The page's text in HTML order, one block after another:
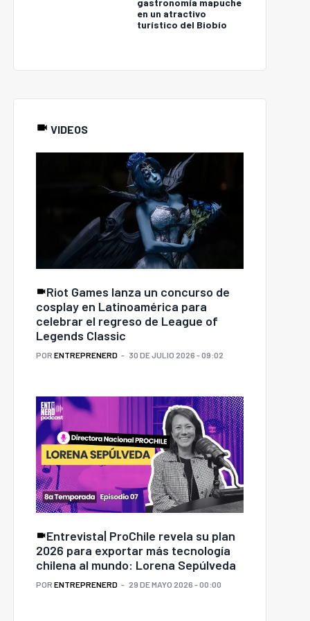
hace diferente a un
con visión de
largo plazo?
Dos empresas chilenas
de salud digital fueron
elegidas para programa
Mayo
en un atractivo
turístico del Biobío
VIDEOS
Riot Games lanza un concurso de
cosplay en Latinoamérica para
celebrar el regreso de League of
Legends Classic
POR ENTREPRENERD 30 DE JULIO 2026 - 09:02
Entrevista| ProChile revela su plan
2026 para exportar más tecnología
chilena al mundo: Lorena Sepúlveda
POR ENTREPRENERD 29 DE MAYO 2026 - 00:00